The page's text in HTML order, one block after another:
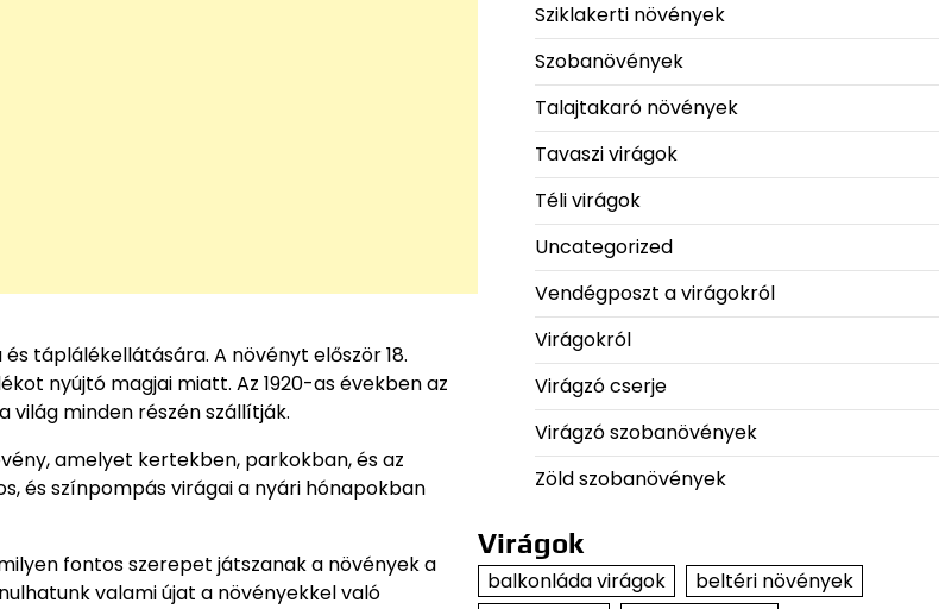
táplálékellátására. A növényt először 18.
nyújtó magjai miatt. Az 1920-as években az
világ minden részén szállítják.
amelyet kertekben, parkokban, és az
és színpompás virágai a nyári hónapokban
fontos szerepet játszanak a növények a
valami újat a növényekkel való
Sziklakerti növények
Szobanövények
Talajtakaró növények
Tavaszi virágok
Téli virágok
Uncategorized
Vendégposzt a virágokról
Virágokról
Virágzó cserje
Virágzó szobanövények
Zöld szobanövények
Virágok
balkonláda virágok
beltéri növények